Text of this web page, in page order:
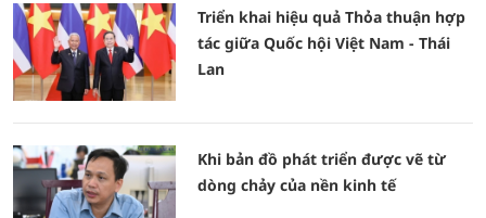
Triển khai hiệu quả Thỏa thuận hợp
tác giữa Quốc hội Việt Nam - Thái
Lan
Khi bản đồ phát triển được vẽ từ
dòng chảy của nền kinh tế